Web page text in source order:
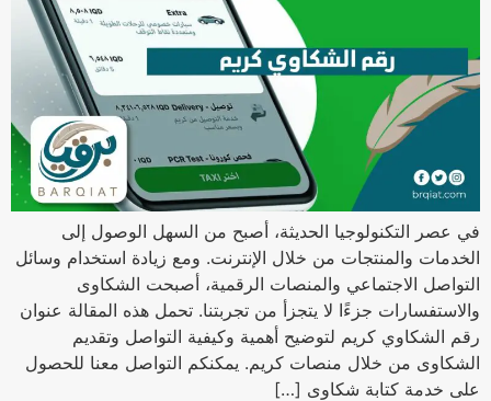
في عصر التكنولوجيا الحديثة، أصبح من السهل الوصول إلى
الخدمات والمنتجات من خلال الإنترنت. ومع زيادة استخدام وسائل
التواصل الاجتماعي والمنصات الرقمية، أصبحت الشكاوى
والاستفسارات جزءًا لا يتجزأ من تجربتنا. تحمل هذه المقالة عنوان
رقم الشكاوي كريم لتوضيح أهمية وكيفية التواصل وتقديم
الشكاوى من خلال منصات كريم. يمكنكم التواصل معنا للحصول
على خدمة كتابة شكاوى […]